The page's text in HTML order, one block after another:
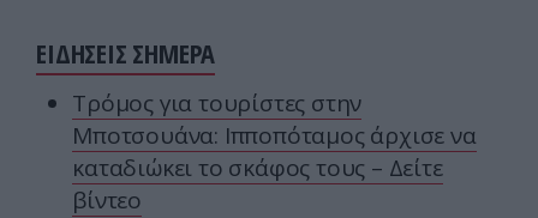
ΕΙΔΗΣΕΙΣ ΣΗΜΕΡΑ
Τρόμος για τουρίστες στην
Μποτσουάνα: Ιπποπόταμος άρχισε να
καταδιώκει το σκάφος τους – Δείτε
βίντεο